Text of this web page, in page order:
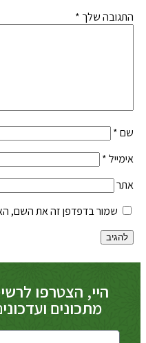
התגובה שלך *
שם*
אימייל*
אתר
שמור בדפדפן זה את השם,
היי, הצטרפו
מתכונים